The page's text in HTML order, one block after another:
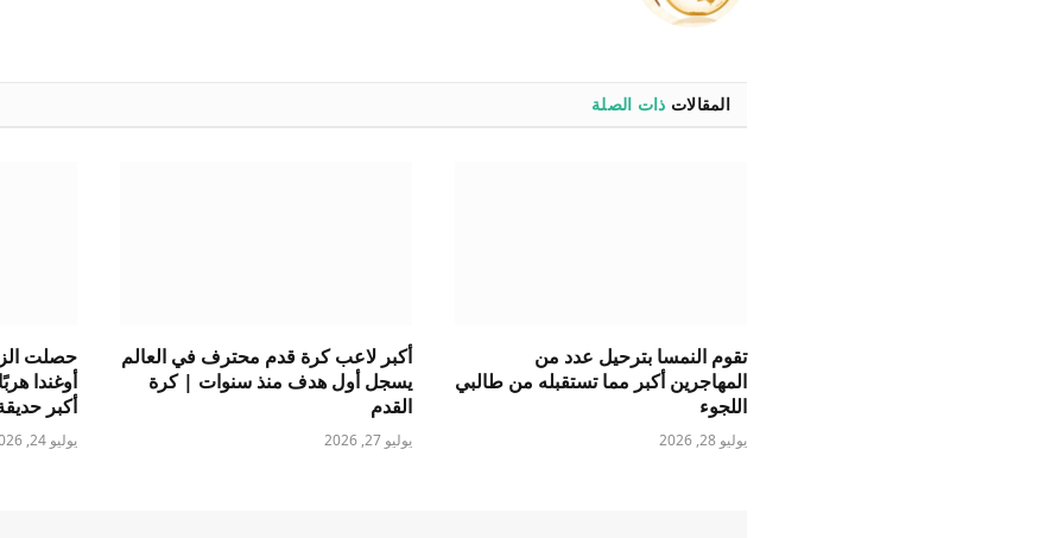
المقالات ذات الصلة
تقوم النمسا بترحيل عدد من
المهاجرين أكبر مما تستقبله من طالبي
اللجوء
يوليو 28, 2026
أكبر لاعب كرة قدم محترف في العالم
يسجل أول هدف منذ سنوات | كرة
القدم
يوليو 27, 2026
حصلت
أوغندا
أكبر
يوليو 24, 2026